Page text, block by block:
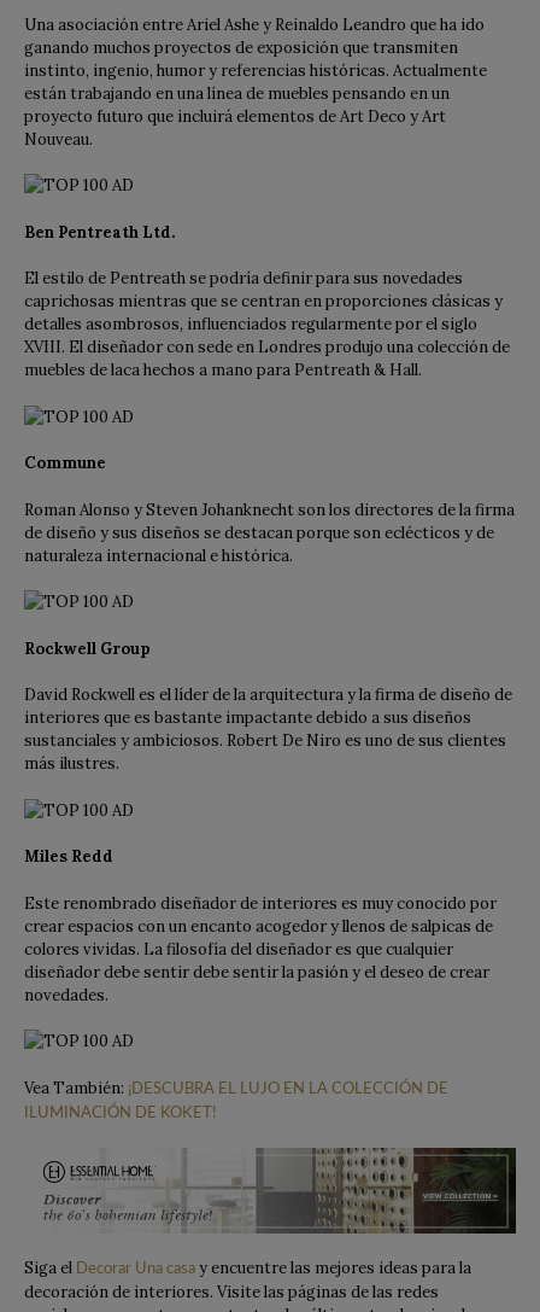
Una asociación entre Ariel Ashe y Reinaldo Leandro que ha ido
ganando muchos proyectos de exposición que transmiten
instinto, ingenio, humor y referencias históricas. Actualmente
están trabajando en una línea de muebles pensando en un
proyecto futuro que incluirá elementos de Art Deco y Art
Nouveau.
Ben Pentreath Ltd.
El estilo de Pentreath se podría definir para sus novedades
caprichosas mientras que se centran en proporciones clásicas y
detalles asombrosos, influenciados regularmente por el siglo
XVIII. El diseñador con sede en Londres produjo una colección de
muebles de laca hechos a mano para Pentreath & Hall.
Commune
Roman Alonso y Steven Johanknecht son los directores de la firma
de diseño y sus diseños se destacan porque son eclécticos y de
naturaleza internacional e histórica.
Rockwell Group
David Rockwell es el líder de la arquitectura y la firma de diseño de
interiores que es bastante impactante debido a sus diseños
sustanciales y ambiciosos. Robert De Niro es uno de sus clientes
más ilustres.
Miles Redd
Este renombrado diseñador de interiores es muy conocido por
crear espacios con un encanto acogedor y llenos de salpicas de
colores vividas. La filosofía del diseñador es que cualquier
diseñador debe sentir debe sentir la pasión y el deseo de crear
novedades.
Vea También: ¡DESCUBRA EL LUJO EN LA COLECCIÓN DE
ILUMINACIÓN DE KOKET!
Siga el Decorar Una casa y encuentre las mejores ideas para la
decoración de interiores. Visite las páginas de las redes